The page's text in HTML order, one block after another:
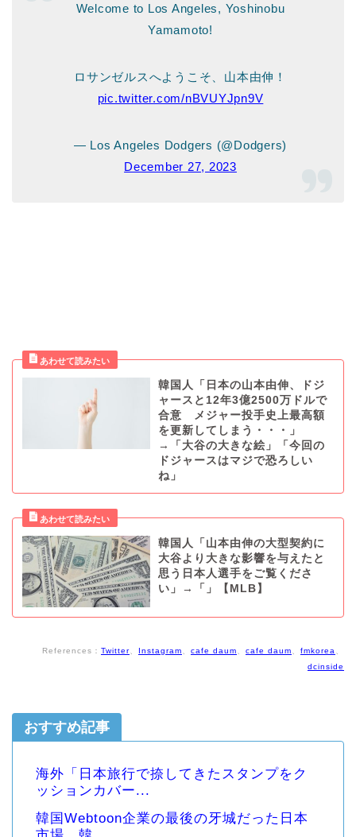
Welcome to Los Angeles, Yoshinobu
Yamamoto!
ロサンゼルスへようこそ、山本由伸！
pic.twitter.com/nBVUYJpn9V
— Los Angeles Dodgers (@Dodgers)
December 27, 2023
韓国人「日本の山本由伸、ドジ
ャースと12年3億2500万ドルで
合意 メジャー投手史上最高額
を更新してしまう・・・」
→「大谷の大きな絵」「今回の
ドジャースはマジで恐ろしい
ね」
韓国人「山本由伸の大型契約に
大谷より大きな影響を与えたと
思う日本人選手をご覧くださ
い」→「」【MLB】
References： Twitter、 Instagram、 cafe daum、 cafe daum、 fmkorea、
dcinside
おすすめ記事
海外「日本旅行で捺してきたスタンプをク
ッションカバー...
韓国Webtoon企業の最後の牙城だった日本